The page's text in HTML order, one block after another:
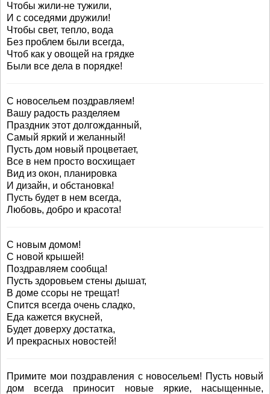
Чтобы жили-не тужили,
И с соседями дружили!
Чтобы свет, тепло, вода
Без проблем были всегда,
Чтоб как у овощей на грядке
Были все дела в порядке!
С новосельем поздравляем!
Вашу радость разделяем
Праздник этот долгожданный,
Самый яркий и желанный!
Пусть дом новый процветает,
Все в нем просто восхищает
Вид из окон, планировка
И дизайн, и обстановка!
Пусть будет в нем всегда,
Любовь, добро и красота!
С новым домом!
С новой крышей!
Поздравляем сообща!
Пусть здоровьем стены дышат,
В доме ссоры не трещат!
Спится всегда очень сладко,
Еда кажется вкусней,
Будет доверху достатка,
И прекрасных новостей!
Примите мои поздравления с новосельем! Пусть новый
дом всегда приносит новые яркие, насыщенные,